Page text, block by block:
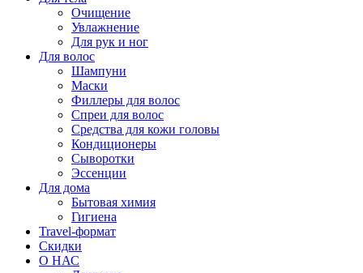
Очищение
Увлажнение
Для рук и ног
Для волос
Шампуни
Маски
Филлеры для волос
Спреи для волос
Средства для кожи головы
Кондиционеры
Сыворотки
Эссенции
Для дома
Бытовая химия
Гигиена
Travel-формат
Скидки
О НАС